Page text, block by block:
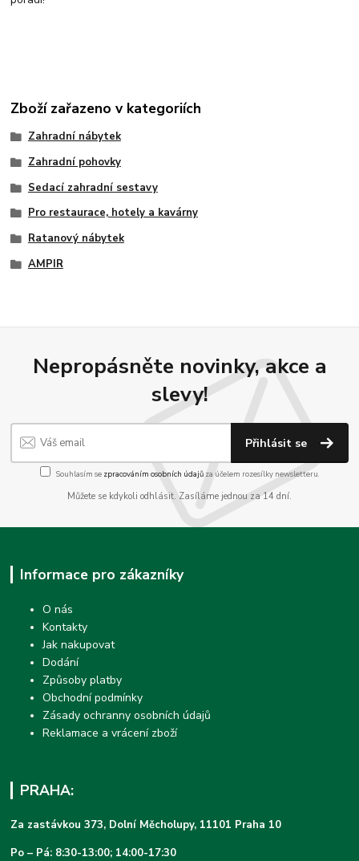
Zboží zařazeno v kategoriích
Zahradní nábytek
Zahradní pohovky
Sedací zahradní sestavy
Pro restaurace, hotely a kavárny
Ratanový nábytek
AMPIR
Nepropásněte novinky, akce a
slevy!
Přihlásit se
Souhlasím se zpracováním osobních údajůza účelem rozesílky newsletteru.
Můžete se kdykoli odhlásit. Zasíláme jednou za 14 dní.
Informace pro zákazníky
O nás
Kontakty
Jak nakupovat
Dodání
Způsoby platby
Obchodní podmínky
Zásady ochranny osobních údajů
Reklamace a vrácení zboží
PRAHA:
Za zastávkou 373, Dolní Měcholupy, 11101 Praha 10
Po – Pá: 8:30-13:00; 14:00-17:30